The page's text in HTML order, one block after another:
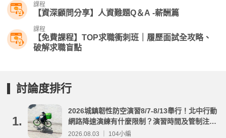
課程
【資深顧問分享】人資難題Q＆A -薪酬篇
課程
【免費課程】TOP求職衝刺班｜履歷面試全攻略、
破解求職盲點
討論度排行
1.
2026城鎮韌性防空演習8/7-8/13舉行！北中行動
網路降速演練有什麼限制？演習時間及管制注意
事項整理
2026.08.03 ｜ 104小編